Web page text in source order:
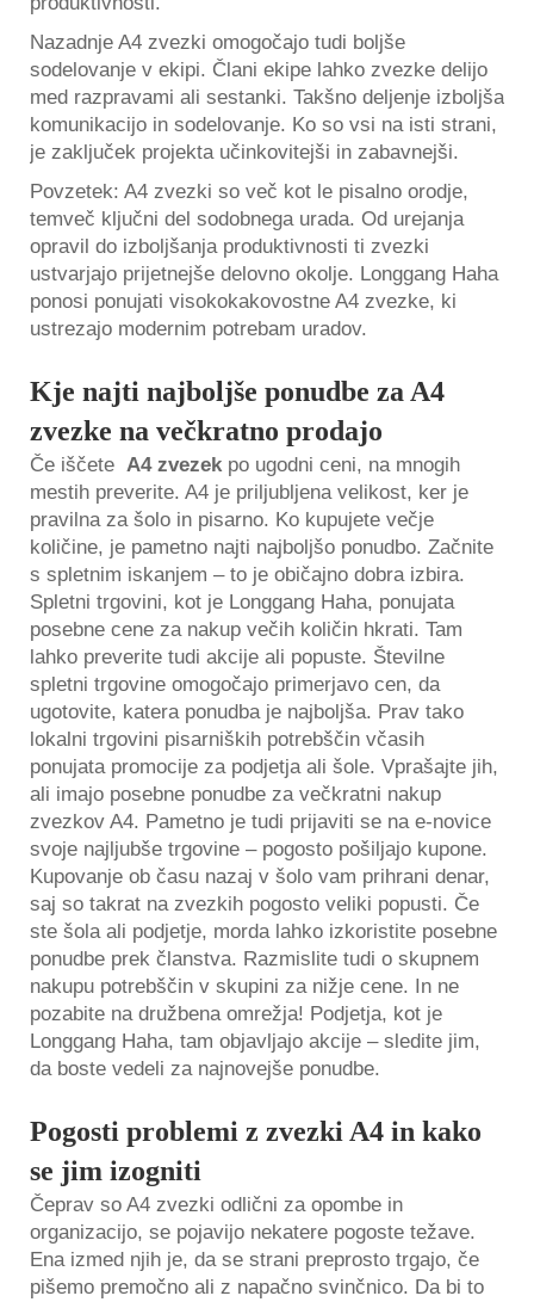
Nazadnje A4 zvezki omogočajo tudi boljše
sodelovanje v ekipi. Člani ekipe lahko zvezke delijo
med razpravami ali sestanki. Takšno deljenje izboljša
komunikacijo in sodelovanje. Ko so vsi na isti strani,
je zaključek projekta učinkovitejši in zabavnejši.
Povzetek: A4 zvezki so več kot le pisalno orodje,
temveč ključni del sodobnega urada. Od urejanja
opravil do izboljšanja produktivnosti ti zvezki
ustvarjajo prijetnejše delovno okolje. Longgang Haha
ponosi ponujati visokokakovostne A4 zvezke, ki
ustrezajo modernim potrebam uradov.
Kje najti najboljše ponudbe za A4
zvezke na večkratno prodajo
Če iščete A4 zvezek po ugodni ceni, na mnogih
mestih preverite. A4 je priljubljena velikost, ker je
pravilna za šolo in pisarno. Ko kupujete večje
količine, je pametno najti najboljšo ponudbo. Začnite
s spletnim iskanjem – to je običajno dobra izbira.
Spletni trgovini, kot je Longgang Haha, ponujata
posebne cene za nakup večih količin hkrati. Tam
lahko preverite tudi akcije ali popuste. Številne
spletni trgovine omogočajo primerjavo cen, da
ugotovite, katera ponudba je najboljša. Prav tako
lokalni trgovini pisarniških potrebščin včasih
ponujata promocije za podjetja ali šole. Vprašajte jih,
ali imajo posebne ponudbe za večkratni nakup
zvezkov A4. Pametno je tudi prijaviti se na e-novice
svoje najljubše trgovine – pogosto pošiljajo kupone.
Kupovanje ob času nazaj v šolo vam prihrani denar,
saj so takrat na zvezkih pogosto veliki popusti. Če
ste šola ali podjetje, morda lahko izkoristite posebne
ponudbe prek članstva. Razmislite tudi o skupnem
nakupu potrebščin v skupini za nižje cene. In ne
pozabite na družbena omrežja! Podjetja, kot je
Longgang Haha, tam objavljajo akcije – sledite jim,
da boste vedeli za najnovejše ponudbe.
Pogosti problemi z zvezki A4 in kako
se jim izogniti
Čeprav so A4 zvezki odlični za opombe in
organizacijo, se pojavijo nekatere pogoste težave.
Ena izmed njih je, da se strani preprosto trgajo, če
pišemo premočno ali z napačno svinčnico. Da bi to